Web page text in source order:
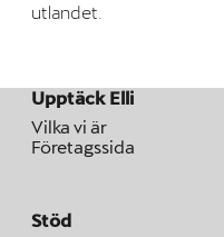
utlandet.
Upptäck Elli
Vilka vi är
Företagssida
Stöd